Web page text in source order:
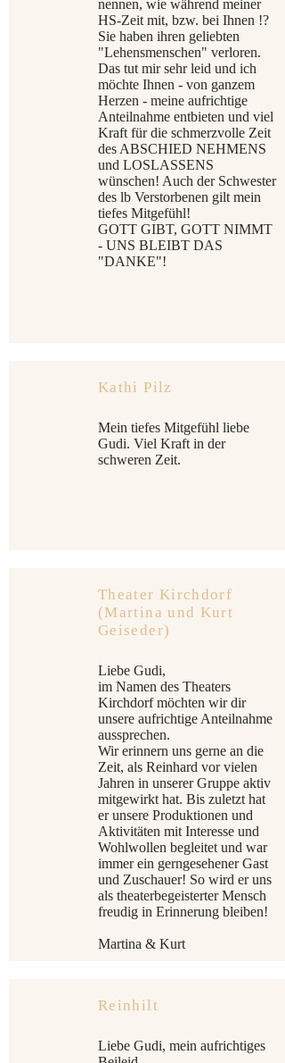
nennen, wie während meiner
HS-Zeit mit, bzw. bei Ihnen !?
Sie haben ihren geliebten
"Lehensmenschen" verloren.
Das tut mir sehr leid und ich
möchte Ihnen - von ganzem
Herzen - meine aufrichtige
Anteilnahme entbieten und viel
Kraft für die schmerzvolle Zeit
des ABSCHIED NEHMENS
und LOSLASSENS
wünschen! Auch der Schwester
des lb Verstorbenen gilt mein
tiefes Mitgefühl!
GOTT GIBT, GOTT NIMMT
- UNS BLEIBT DAS
"DANKE"!
Kathi Pilz
Mein tiefes Mitgefühl liebe
Gudi. Viel Kraft in der
schweren Zeit.
Theater Kirchdorf
(Martina und Kurt
Geiseder)
Liebe Gudi,
im Namen des Theaters
Kirchdorf möchten wir dir
unsere aufrichtige Anteilnahme
aussprechen.
Wir erinnern uns gerne an die
Zeit, als Reinhard vor vielen
Jahren in unserer Gruppe aktiv
mitgewirkt hat. Bis zuletzt hat
er unsere Produktionen und
Aktivitäten mit Interesse und
Wohlwollen begleitet und war
immer ein gerngesehener Gast
und Zuschauer! So wird er uns
als theaterbegeisterter Mensch
freudig in Erinnerung bleiben!
Martina & Kurt
Reinhilt
Liebe Gudi, mein aufrichtiges